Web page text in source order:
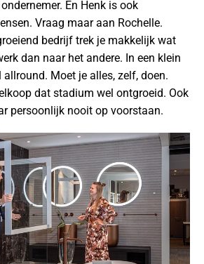
En Henk is ook
Vraag maar aan Rochelle.
bedrijf trek je makkelijk wat
dan naar het andere. In een klein
Moet je alles, zelf, doen.
dat stadium wel ontgroeid. Ook
persoonlijk nooit op voorstaan.